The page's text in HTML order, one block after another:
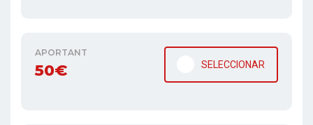
APORTANT
50€ SELECCIONAR